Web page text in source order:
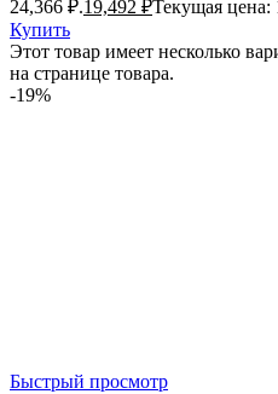
24,366 ₽.19,492 ₽Текущая цена:
Купить
Этот товар имеет несколько
на странице товара.
-19%
Быстрый просмотр